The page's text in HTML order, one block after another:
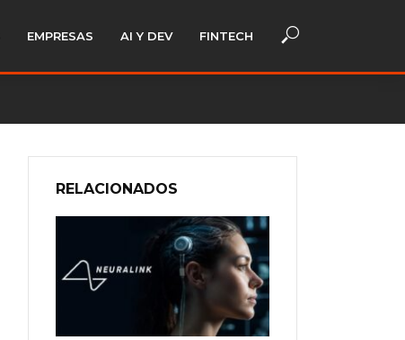
EMPRESAS AI Y DEV FINTECH
RELACIONADOS